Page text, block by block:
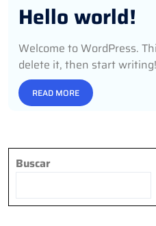
Hello world!
Welcome to WordPress.
delete it, then start
READ MORE
Buscar